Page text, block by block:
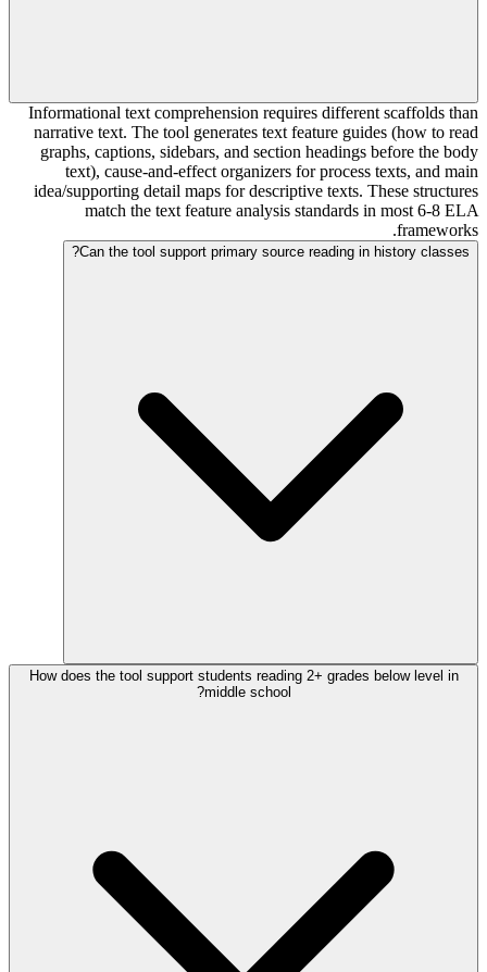
Informational text comprehension requires different scaffolds than
narrative text. The tool generates text feature guides (how to read
graphs, captions, sidebars, and section headings before the body
text), cause-and-effect organizers for process texts, and main
idea/supporting detail maps for descriptive texts. These structures
match the text feature analysis standards in most 6-8 ELA
frameworks.
Can the tool support primary source reading in history classes?
How does the tool support students reading 2+ grades below level in
middle school?